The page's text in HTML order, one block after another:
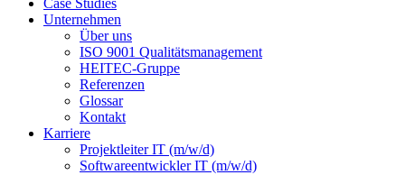
Case Studies
Unternehmen
Über uns
ISO 9001 Qualitätsmanagement
HEITEC-Gruppe
Referenzen
Glossar
Kontakt
Karriere
Projektleiter IT (m/w/d)
Softwareentwickler IT (m/w/d)